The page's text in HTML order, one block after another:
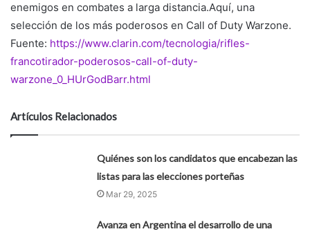
enemigos en combates a larga distancia.Aquí, una
selección de los más poderosos en Call of Duty Warzone.
Fuente: https://www.clarin.com/tecnologia/rifles-
francotirador-poderosos-call-of-duty-
warzone_0_HUrGodBarr.html
Artículos Relacionados
Quiénes son los candidatos que encabezan las
listas para las elecciones porteñas
Mar 29, 2025
Avanza en Argentina el desarrollo de una